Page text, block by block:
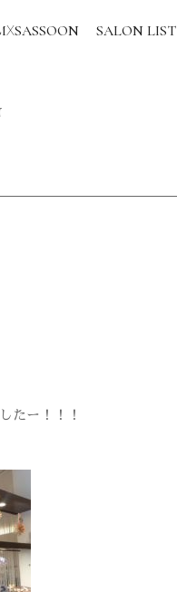
XSASSOON SALON LIST
たー！！！